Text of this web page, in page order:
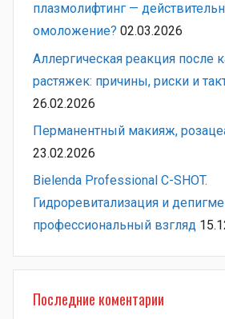
плазмолифтинг —
омоложение? 02.03.2026
Аллергическая реакция после
растяжек: причины, риски и
26.02.2026
Перманентный макияж,
23.02.2026
Bielenda Professional C-SHOT.
Гидроревитализация и
профессиональный взгляд
Последние коментарии